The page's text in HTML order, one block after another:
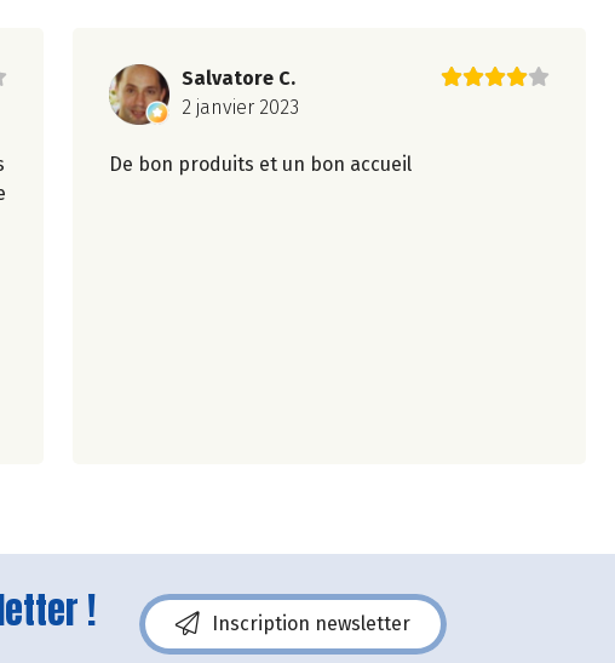
Salvatore C.
2 janvier 2023
De bon produits et un bon accueil
! Inscription newsletter